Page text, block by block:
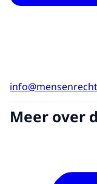
Meer over